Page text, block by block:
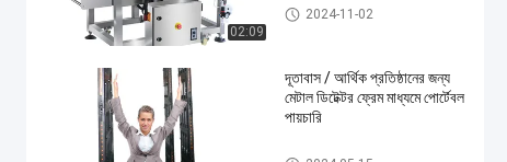
02:09
ফুড মেটাল ডিটেক্টর
2024-11-02
দূতাবাস / আর্থিক প্রতিষ্ঠানের জন্য
মেটাল ডিটেক্টর ফ্রেম মাধ্যমে পোর্টেবল
পায়চারি
মেটাল ডিটেক্টরের মাধ্যমে হাঁটুন